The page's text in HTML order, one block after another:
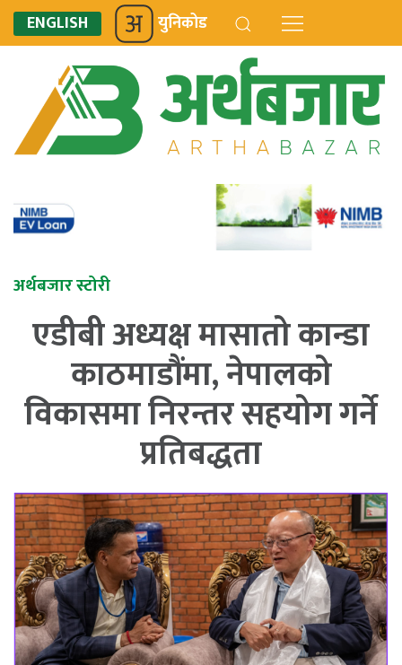
ENGLISH युनिकोड
अर्थबजार स्टोरी
एडीबी अध्यक्ष मासातो कान्डा
काठमाडौंमा, नेपालको
विकासमा निरन्तर सहयोग गर्ने
प्रतिबद्धता